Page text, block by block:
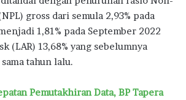
gross dari semula 2,93% pada
1,81% pada September 2022
(LAR) 13,68% yang sebelumnya
tahun lalu.
Pemutakhiran Data, BP Tapera